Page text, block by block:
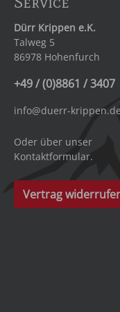
Dürr Krippen e.K.
Talweg 5
86978 Hohenfurch
+49 / (0)8861 / 3407
info@duerr-krippen.de
Oder über unser
Kontaktformular.
Vertrag